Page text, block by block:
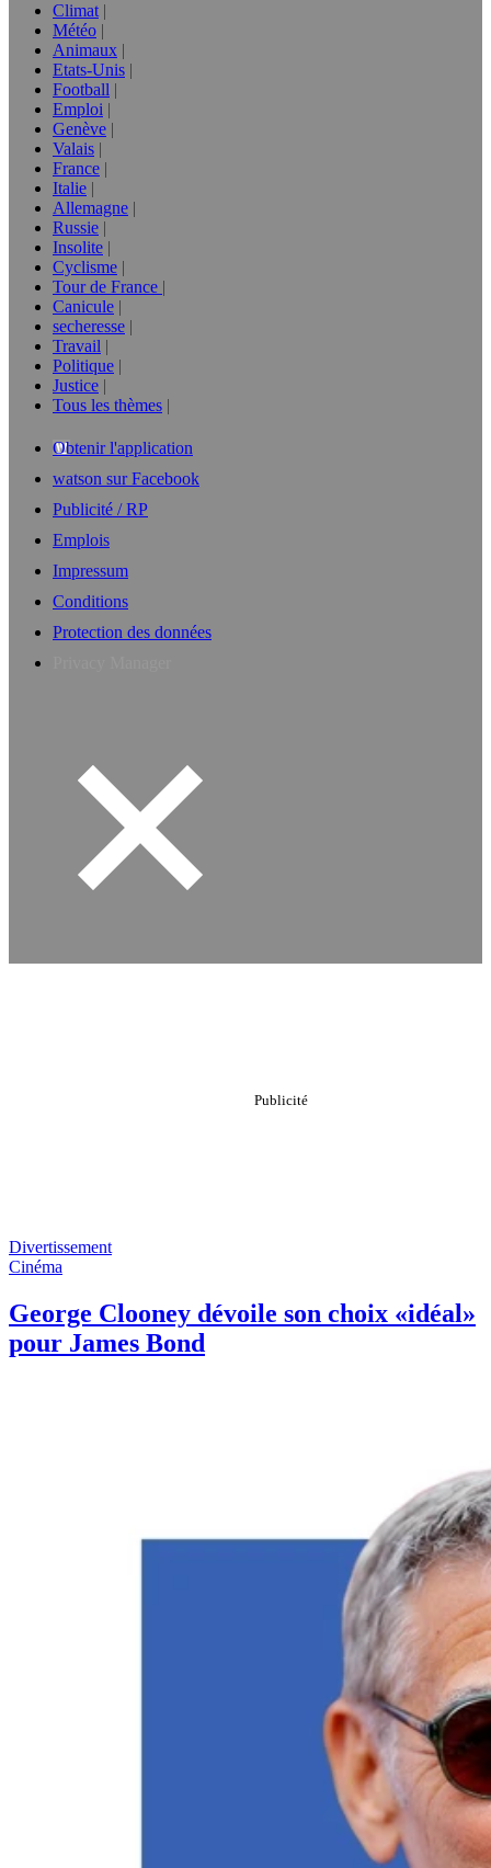
Climat
Météo
Animaux
Etats-Unis
Football
Emploi
Genève
Valais
France
Italie
Allemagne
Russie
Insolite
Cyclisme
Tour de France
Canicule
secheresse
Travail
Politique
Justice
Tous les thèmes
Obtenir l'application
watson sur Facebook
Publicité / RP
Emplois
Impressum
Conditions
Protection des données
Divertissement
Cinéma
George Clooney dévoile son choix «idéal»
pour James Bond